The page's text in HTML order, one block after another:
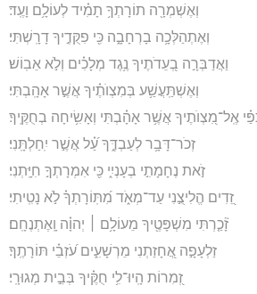
וְאֶשְׁמְרָ֖ה תוֹרָתְךָ֥ תָמִ֗יד לְעוֹלָ֥ם וָעֶֽד׃
וְאֶתְהַלְּכָ֥ה בָרְחָבָ֑ה כִּ֖י פִקֻּדֶ֣יךָ דָרָֽשְׁתִּי׃
וַאֲדַבְּרָ֣ה בְ֭עֵדֹתֶיךָ נֶ֥גֶד מְלָכִ֗ים וְלֹ֣א אֵבֽוֹשׁ׃
וְאֶשְׁתַּֽעֲשַׁ֥ע בְּמִצְוֺתֶ֗יךָ אֲשֶׁ֣ר אָהָֽבְתִּי׃
אֶֽל־מִ֭צְוֺתֶיךָ אֲשֶׁ֥ר אָהָ֗בְתִּי וְאָשִׂ֥יחָה בְחֻקֶּֽיךָ׃
זְכֹר־דָּבָ֥ר לְעַבְדֶּ֑ךָ עַ֝֗ל אֲשֶׁ֣ר יִֽחַלְתָּֽנִי׃
זֹ֣את נֶחָמָתִ֣י בְעָנְיִ֑י כִּ֖י אִמְרָתְךָ֣ חִיָּֽתְנִי׃
זֵ֭דִים הֱלִיצֻ֣נִי עַד־מְאֹ֑ד מִ֝תּֽוֹרָתְךָ֗ לֹ֣א נָטִֽיתִי׃
זָ֘כַ֤רְתִּי מִשְׁפָּטֶ֖יךָ מֵעוֹלָ֥ם ׀ יְהוָ֗ה וָֽאֶתְנֶחָֽם׃
זַלְעָפָ֣ה אֲ֭חָזַתְנִי מֵרְשָׁעִ֑ים עֹ֝זְבֵ֗י תּוֹרָתֶֽךָ׃
זְ֭מִרוֹת הָֽיוּ־לִ֥י חֻקֶּ֗יךָ בְּבֵ֣ית מְגוּרָֽי׃